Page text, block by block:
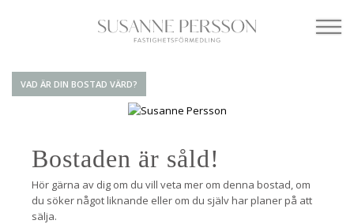
VAD ÄR DIN BOSTAD VÄRD?
Bostaden är såld!
Hör gärna av dig om du vill veta mer om denna bostad, om
du söker något liknande eller om du själv har planer på att
sälja.